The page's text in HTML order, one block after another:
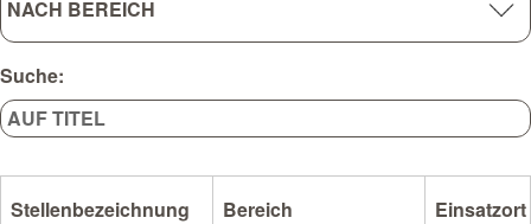
Suche:
Stellenbezeichnung Bereich Einsatzort